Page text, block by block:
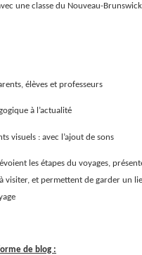
une classe du Nouveau-
élèves et professeurs
à l’actualité
visuels : avec l’ajout de sons
les étapes du voyages,
visiter, et permettent de garder un
de blog :